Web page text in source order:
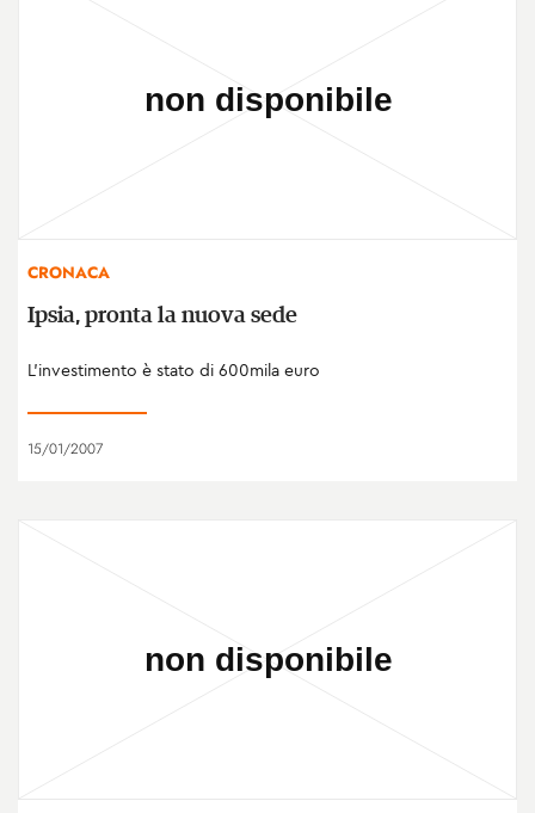
CRONACA
Ipsia, pronta la nuova sede
L'investimento è stato di 600mila euro
15/01/2007